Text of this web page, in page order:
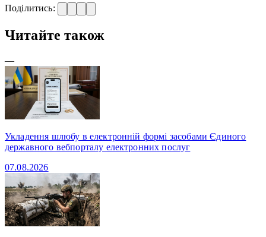
Поділитись:
Читайте також
—
Укладення шлюбу в електронній формі засобами Єдиного
державного вебпорталу електронних послуг
07.08.2026